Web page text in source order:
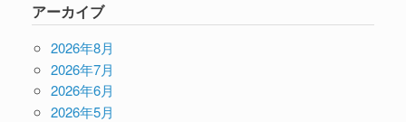
アーカイブ
2026年8月
2026年7月
2026年6月
2026年5月